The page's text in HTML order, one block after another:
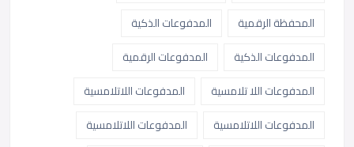
المحفظة الرقمية
المدفوعات الذكية
المدفوعات الذكية
المدفوعات الرقمية
المدفوعات اللا تلامسية
المدفوعات اللاتلامسية
المدفوعات اللاتلامسية
المدفوعات اللاتلامسية